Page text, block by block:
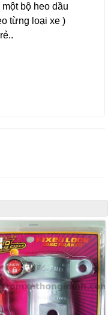
bộ heo dầu
từng loại xe )